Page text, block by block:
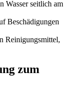
Wasser seitlich am
Beschädigungen
Reinigungsmittel,
zum